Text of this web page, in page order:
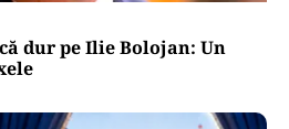
dur pe Ilie Bolojan: Un